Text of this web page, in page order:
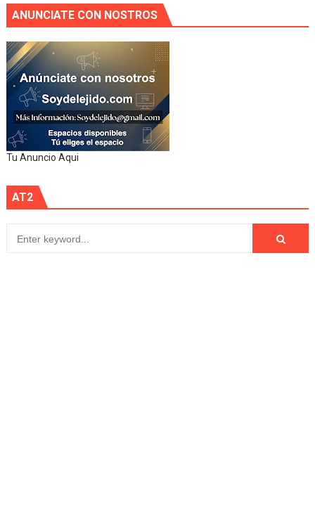
ANUNCIATE CON NOSTROS
Tu Anuncio Aqui
AT2